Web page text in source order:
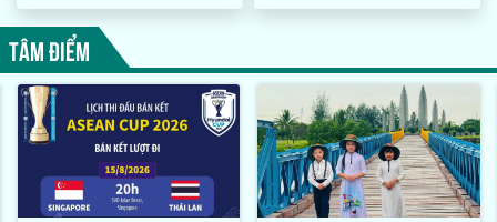
mang yên tâm trọn vẹn đến
mỗi gia đình Việt
TÂM ĐIỂM